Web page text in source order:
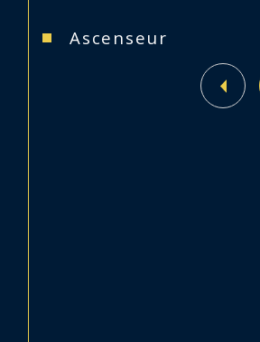
Ascenseur